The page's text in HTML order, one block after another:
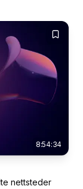
8:54:34
nettsteder